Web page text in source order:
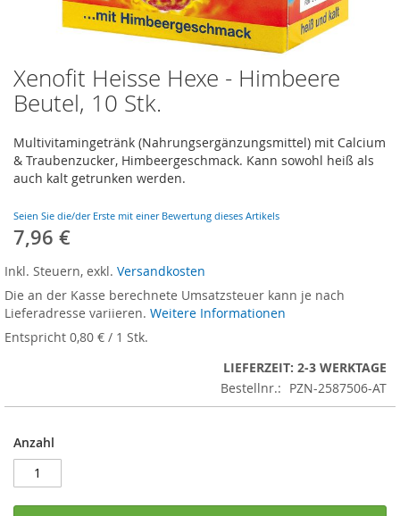
Xenofit Heisse Hexe - Himbeere
Beutel, 10 Stk.
Multivitamingetränk (Nahrungsergänzungsmittel) mit Calcium
& Traubenzucker, Himbeergeschmack. Kann sowohl heiß als
auch kalt getrunken werden.
Seien Sie die/der Erste mit einer Bewertung dieses Artikels
7,96 €
Inkl. Steuern, exkl. Versandkosten
Die an der Kasse berechnete Umsatzsteuer kann je nach
Lieferadresse variieren. Weitere Informationen
Entspricht 0,80 € / 1 Stk.
LIEFERZEIT: 2-3 WERKTAGE
Bestellnr.: PZN-2587506-AT
Anzahl
Zum
Anfang
der
springen